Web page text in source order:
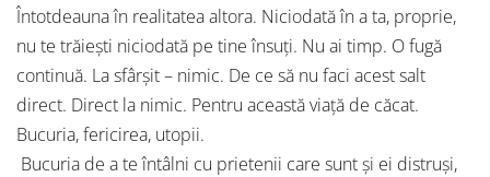
Întotdeauna în realitatea altora. Niciodată în a ta, proprie,
nu te trăieşti niciodată pe tine însuţi. Nu ai timp. O fugă
continuă. La sfârşit – nimic. De ce să nu faci acest salt
direct. Direct la nimic. Pentru această viaţă de căcat.
Bucuria, fericirea, utopii.
Bucuria de a te întâlni cu prietenii care sunt şi ei distruşi,